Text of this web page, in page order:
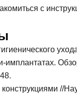
с
имплантатах.
//